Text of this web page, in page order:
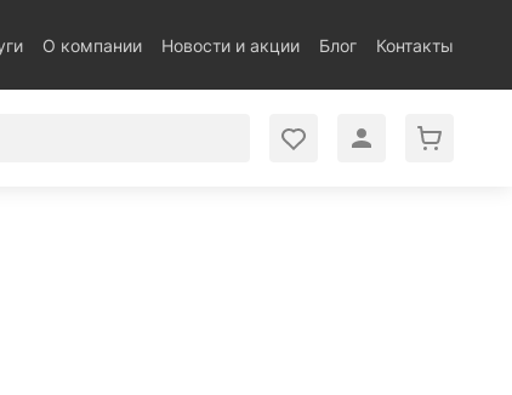
О компании Новости и акции Блог Контакты